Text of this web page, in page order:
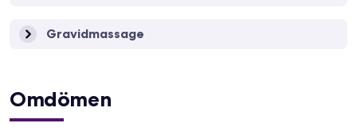
Gravidmassage
Omdömen